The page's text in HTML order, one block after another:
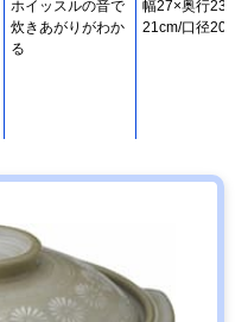
ホイッスルの音で
炊きあがりがわか
る
幅27×奥行23×高
21cm/口径20cm
IHやオーブンなど
さまざまな熱源に
対応
27.5cm